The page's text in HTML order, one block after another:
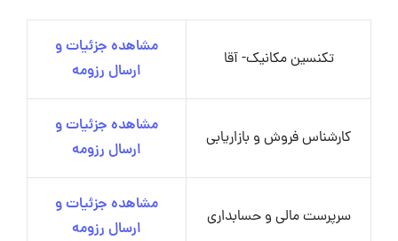
تکنسین مکانیک- آقا
مشاهده جزئیات و
ارسال رزومه
کارشناس فروش و بازاریابی
مشاهده جزئیات و
ارسال رزومه
سرپرست مالی و حسابداری
مشاهده جزئیات و
ارسال رزومه